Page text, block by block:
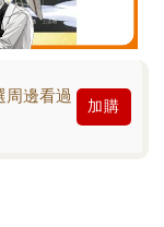
邊看過
加購